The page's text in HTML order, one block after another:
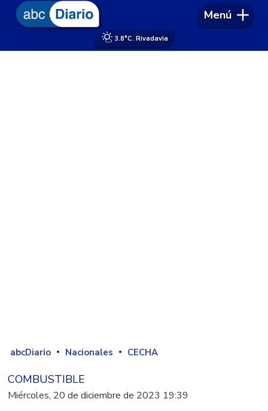
3.8°C. Rivadavia
Menú
abcDiario Nacionales CECHA
COMBUSTIBLE
Miércoles, 20 de diciembre de 2023 19:39